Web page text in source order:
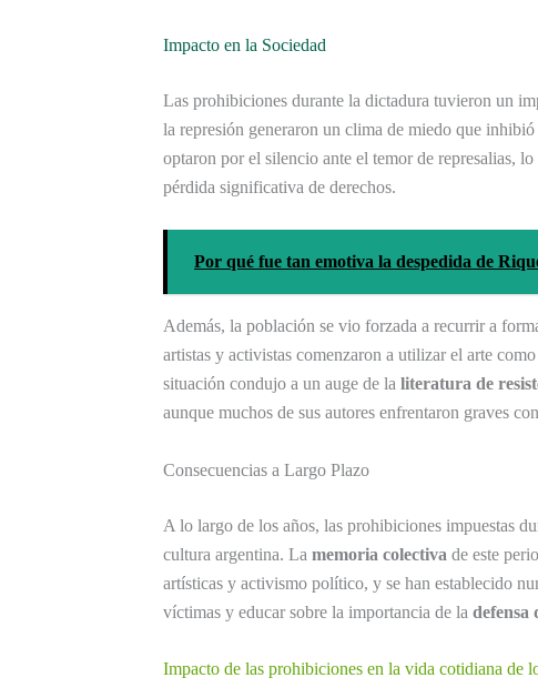
Impacto en la Sociedad
Las prohibiciones durante la dictadura tuvieron un
la represión generaron un clima de miedo que
optaron por el silencio ante el temor de represalias,
pérdida significativa de derechos.
Por qué fue tan emotiva la despedida de
Además, la población se vio forzada a recurrir a
artistas y activistas comenzaron a utilizar el arte
situación condujo a un auge de la literatura de
aunque muchos de sus autores enfrentaron graves
Consecuencias a Largo Plazo
A lo largo de los años, las prohibiciones impuestas
cultura argentina. La memoria colectiva de este
artísticas y activismo político, y se han establecido
víctimas y educar sobre la importancia de la defensa
Impacto de las prohibiciones en la vida cotidiana de